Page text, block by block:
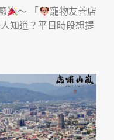
～ 「
寵物友善店
知道？平日時段想提